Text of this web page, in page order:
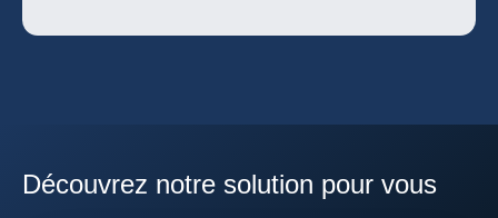
Découvrez notre solution pour vous